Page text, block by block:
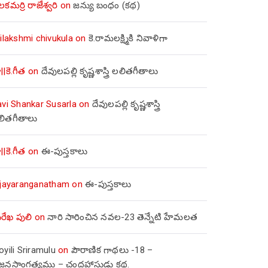
రాజేశ్వరి onజన్యు బంధం (కథ)
chivukulaon కె.రామలక్ష్మికి నివాళిగా
on దేవులపల్లి కృష్ణశాస్త్రి లలితగీతాలు
Shankar Susarlaon దేవులపల్లి కృష్ణశాస్త్రి
on ఈ-పుస్తకాలు
onఈ-పుస్తకాలు
పులి onనారి సారించిన నవల-23 తెన్నేటి హేమలత
Sriramulu on పౌరాణిక గాథలు -18 –
– చంద్రహాసుడు కథ.